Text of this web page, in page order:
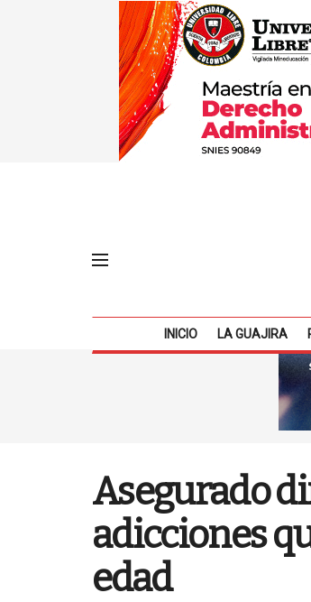
INICIO LA GUAJIRA
Asegurado
adicciones
edad